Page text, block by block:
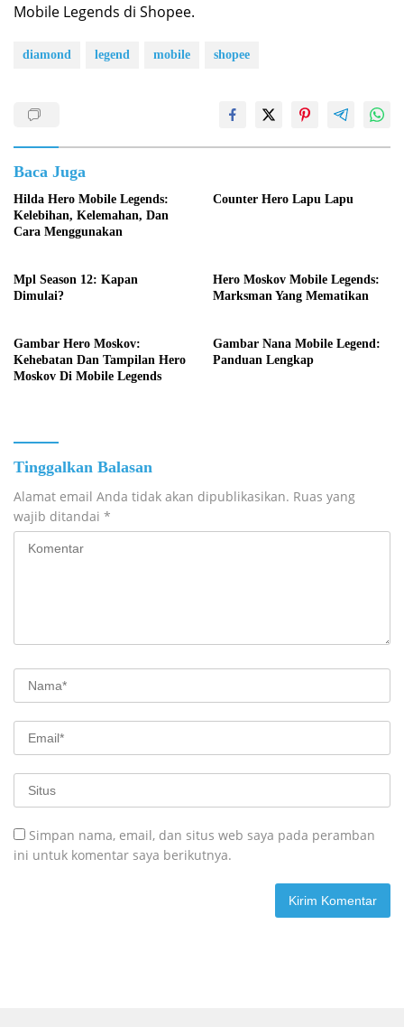
Mobile Legends di Shopee.
diamond legend mobile shopee
Baca Juga
Hilda Hero Mobile Legends:
Kelebihan, Kelemahan, Dan
Cara Menggunakan
Counter Hero Lapu Lapu
Mpl Season 12: Kapan
Dimulai?
Hero Moskov Mobile Legends:
Marksman Yang Mematikan
Gambar Hero Moskov:
Kehebatan Dan Tampilan Hero
Moskov Di Mobile Legends
Gambar Nana Mobile Legend:
Panduan Lengkap
Tinggalkan Balasan
Alamat email Anda tidak akan dipublikasikan. Ruas yang
wajib ditandai *
Simpan nama, email, dan situs web saya pada peramban
ini untuk komentar saya berikutnya.